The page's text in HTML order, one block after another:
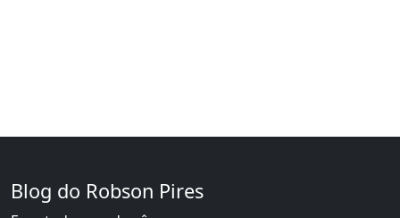
Blog do Robson Pires